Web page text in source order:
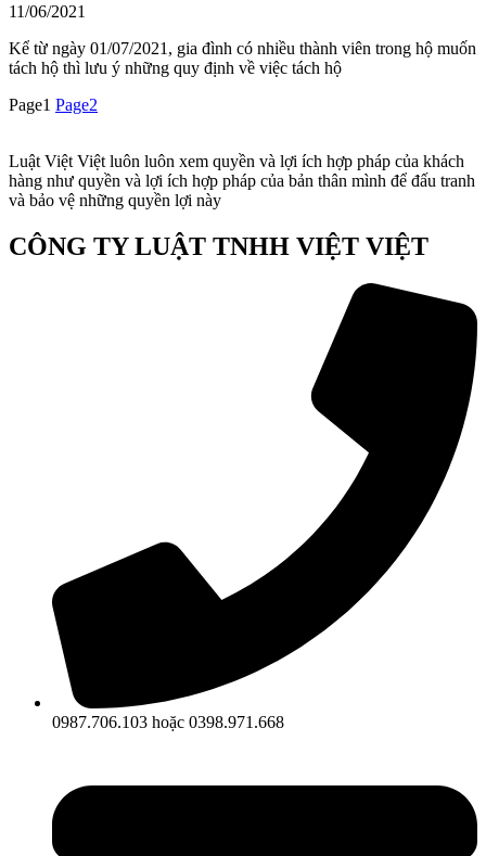
11/06/2021
Kể từ ngày 01/07/2021, gia đình có nhiều thành viên trong hộ muốn
tách hộ thì lưu ý những quy định về việc tách hộ
Page1 Page2
Luật Việt Việt luôn luôn xem quyền và lợi ích hợp pháp của khách
hàng như quyền và lợi ích hợp pháp của bản thân mình để đấu tranh
và bảo vệ những quyền lợi này
CÔNG TY LUẬT TNHH VIỆT VIỆT
0987.706.103 hoặc 0398.971.668